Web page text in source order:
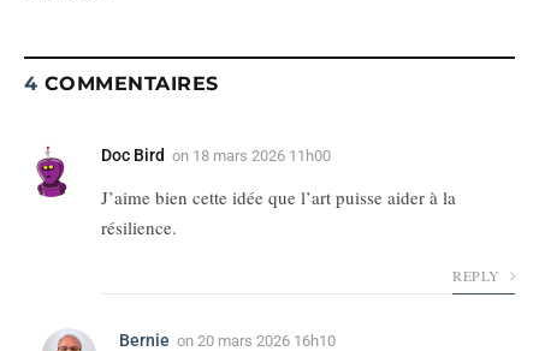
4 COMMENTAIRES
Doc Bird on 18 mars 2026 11h00
J’aime bien cette idée que l’art puisse aider à la
résilience.
REPLY
Bernie on 20 mars 2026 16h10